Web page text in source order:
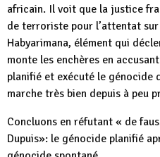
africain. Il voit que la justice
de terroriste pour l’attentat sur
Habyarimana, élément qui
monte les enchères en
planifié et exécuté le génocide
marche très bien depuis à peu
Concluons en réfutant « de
Dupuis»: le génocide planifié